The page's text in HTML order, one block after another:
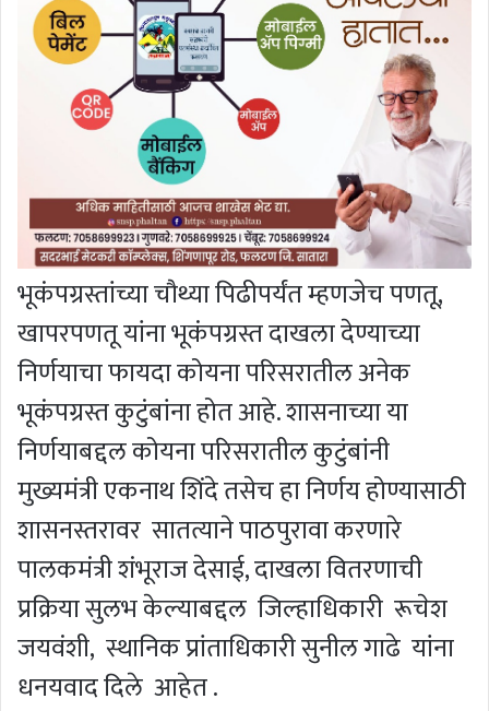
भूकंपग्रस्तांच्या चौथ्या पिढीपर्यंत म्हणजेच पणतू,
खापरपणतू यांना भूकंपग्रस्त दाखला देण्याच्या
निर्णयाचा फायदा कोयना परिसरातील अनेक
भूकंपग्रस्त कुटुंबांना होत आहे. शासनाच्या या
निर्णयाबद्दल कोयना परिसरातील कुटुंबांनी
मुख्यमंत्री एकनाथ शिंदे तसेच हा निर्णय होण्यासाठी
शासनस्तरावर सातत्याने पाठपुरावा करणारे
पालकमंत्री शंभूराज देसाई, दाखला वितरणाची
प्रक्रिया सुलभ केल्याबद्दल जिल्हाधिकारी रूचेश
जयवंशी, स्थानिक प्रांताधिकारी सुनील गाढे यांना
धनयवाद दिले आहेत .